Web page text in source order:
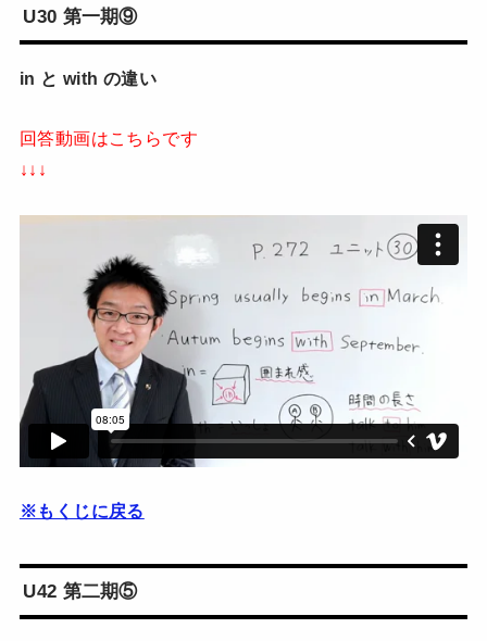
U30 第一期⑨
in と with の違い
回答動画はこちらです
↓↓↓
※もくじに戻る
U42 第二期⑤